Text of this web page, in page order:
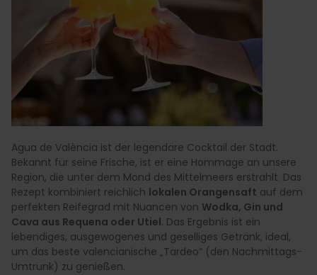
Agua de València ist der legendäre Cocktail der Stadt.
Bekannt für seine Frische, ist er eine Hommage an unsere
Region, die unter dem Mond des Mittelmeers erstrahlt. Das
Rezept kombiniert reichlich lokalen Orangensaft auf dem
perfekten Reifegrad mit Nuancen von Wodka, Gin und
Cava aus Requena oder Utiel. Das Ergebnis ist ein
lebendiges, ausgewogenes und geselliges Getränk, ideal,
um das beste valencianische „Tardeo“ (den Nachmittags-
Umtrunk) zu genießen.